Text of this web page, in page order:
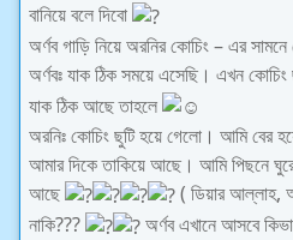
বানিয়ে বলে দিবো
অর্ণব গাড়ি নিয়ে অরনির কোচিং – এর
অর্ণবঃ যাক ঠিক সময়ে এসেছি। এখন কোচিং
যাক ঠিক আছে তাহলে
অরনিঃ কোচিং ছুটি হয়ে গেলো। আমি বের
আমার দিকে তাকিয়ে আছে। আমি পিছনে
আছে
( ডিয়ার আল্লাহ,
নাকি???
অর্ণব এখানে আসবে